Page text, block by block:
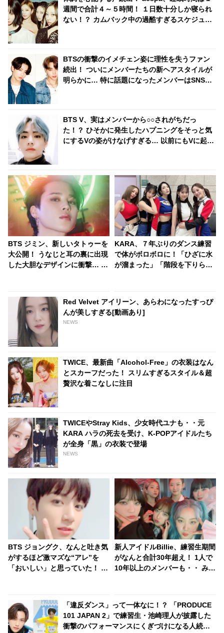
週間で合計４～５時間！ １日数十分しか寝られ
ない！？ カムバック中の過酷すぎるスケジュー
BTSの衝撃のイメチェン姿に理性を失うファン
続出！ ついにメンバーたちの新ヘアスタイルが
明らかに… 特に話題になったメンバーはSNSの
BTS V、実はメンバーから○○されがちだっ
た！？ ひそかに発生したハプニングをそっと気
にするVの姿がけなげすぎる… 以前にもVに起き
BTS ジミン、新しいタトゥーを
大公開！ うなじと耳の裏に出現
した大胆なデザインに衝撃… ま
き立てるそのタトゥーに大絶賛
の声殺到
KARA、７年ぶりのダンス練習
で体がボロボロに！「ひざに水
が溜まった」「階段を下りられ
Red Velvet アイリーン、あらわになったすっぴ
んが美しすぎる[動画あり]
NEWS
TWICE、最新曲「Alcohol-Free」の衣装はなん
とスカーフだった！ スリムすぎるスタイル＆超
贅沢な着こなしに注目
TWICEやStray Kids、少女時代ユナも・・元
KARA ハラの死去を受け、K-POPアイドルたち
が全身「黒」の衣装で登場
NEWS
BTS ジョングク、なんと吐き気
がするほど激マズな“アレ”を
「おいしい」と思っていた！ 明
り… メンバーのだれもが酷評し
たその食べ物の正体とは
新人アイドルBillie、練習生期間
がなんと合計30年超え！ 1人で
10年以上のメンバーも・・ みん
「違反ダンス」って一体なに！？ 「PRODUCE
101 JAPAN 2」で練習生・池崎理人が披露した
衝撃のパフォーマンスにくぎづけになる人続